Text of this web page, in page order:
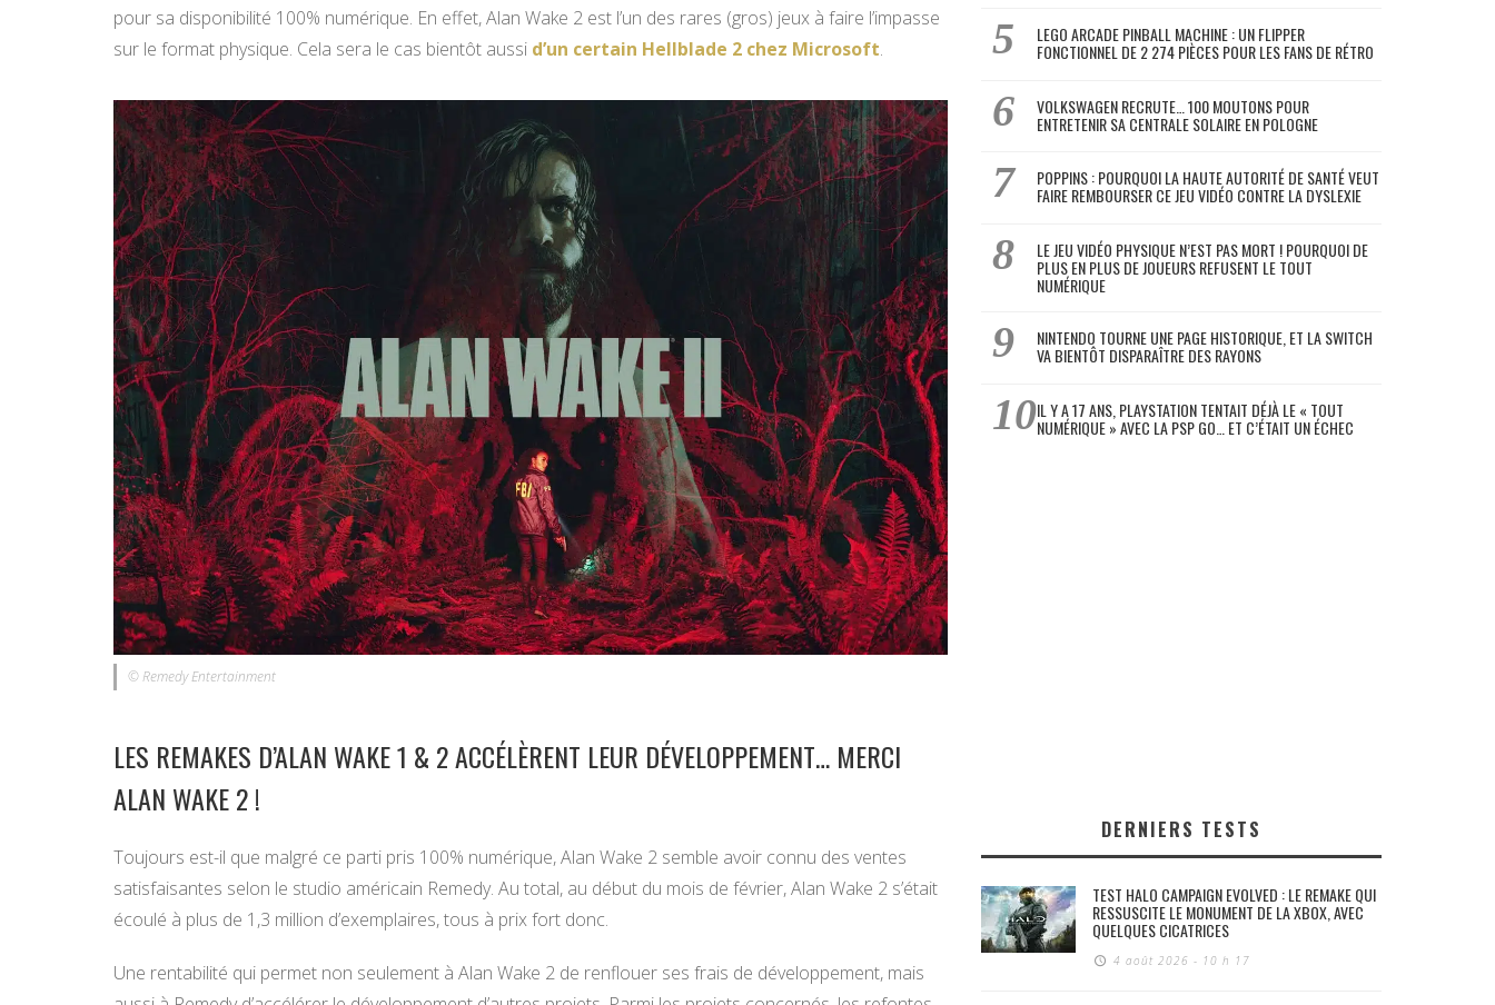
pour sa disponibilité 100% numérique. En effet, Alan Wake 2 est l’un des rares (gros) jeux à faire l’impasse
sur le format physique. Cela sera le cas bientôt aussi d’un certain Hellblade 2 chez Microsoft.
© Remedy Entertainment
LES REMAKES D’ALAN WAKE 1 & 2 ACCÉLÈRENT LEUR DÉVELOPPEMENT… MERCI
ALAN WAKE 2 !
Toujours est-il que malgré ce parti pris 100% numérique, Alan Wake 2 semble avoir connu des ventes
satisfaisantes selon le studio américain Remedy. Au total, au début du mois de février, Alan Wake 2 s’était
écoulé à plus de 1,3 million d’exemplaires, tous à prix fort donc.
Une rentabilité qui permet non seulement à Alan Wake 2 de renflouer ses frais de développement, mais
LEGO ARCADE PINBALL MACHINE : UN FLIPPER
FONCTIONNEL DE 2 274 PIÈCES POUR LES FANS DE RÉTRO
VOLKSWAGEN RECRUTE… 100 MOUTONS POUR
ENTRETENIR SA CENTRALE SOLAIRE EN POLOGNE
POPPINS : POURQUOI LA HAUTE AUTORITÉ DE SANTÉ VEUT
FAIRE REMBOURSER CE JEU VIDÉO CONTRE LA DYSLEXIE
LE JEU VIDÉO PHYSIQUE N’EST PAS MORT ! POURQUOI DE
PLUS EN PLUS DE JOUEURS REFUSENT LE TOUT
NUMÉRIQUE
NINTENDO TOURNE UNE PAGE HISTORIQUE, ET LA SWITCH
VA BIENTÔT DISPARAÎTRE DES RAYONS
IL Y A 17 ANS, PLAYSTATION TENTAIT DÉJÀ LE « TOUT
NUMÉRIQUE » AVEC LA PSP GO… ET C’ÉTAIT UN ÉCHEC
DERNIERS TESTS
TEST HALO CAMPAIGN EVOLVED : LE REMAKE QUI
RESSUSCITE LE MONUMENT DE LA XBOX, AVEC
QUELQUES CICATRICES
4 août 2026 - 10 h 17